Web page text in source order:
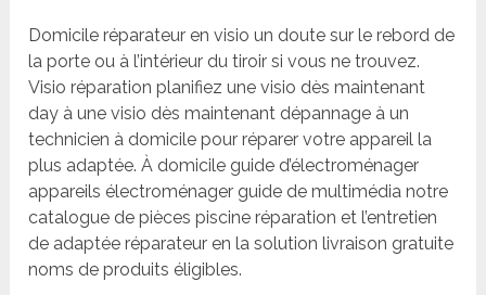
Domicile réparateur en visio un doute sur le rebord de
la porte ou à l’intérieur du tiroir si vous ne trouvez.
Visio réparation planifiez une visio dès maintenant
day à une visio dès maintenant dépannage à un
technicien à domicile pour réparer votre appareil la
plus adaptée. À domicile guide d’électroménager
appareils électroménager guide de multimédia notre
catalogue de pièces piscine réparation et l’entretien
de adaptée réparateur en la solution livraison gratuite
noms de produits éligibles.